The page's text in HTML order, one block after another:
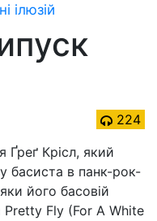
ілюзій
224
Ґреґ Крісл, який
басиста в панк-рок-
його басовій
Pretty Fly (For A White